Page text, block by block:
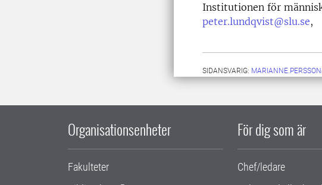
Institutionen för
peter.lundqvist@slu.se,
SIDANSVARIG:
Organisationsenheter
Fakulteter
För dig som är
Chef/ledare